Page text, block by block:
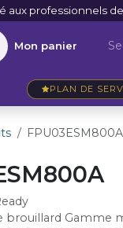
aux professionnels
Mon panier
PLAN DE
FPU03ESM800A
brouillard Gamme